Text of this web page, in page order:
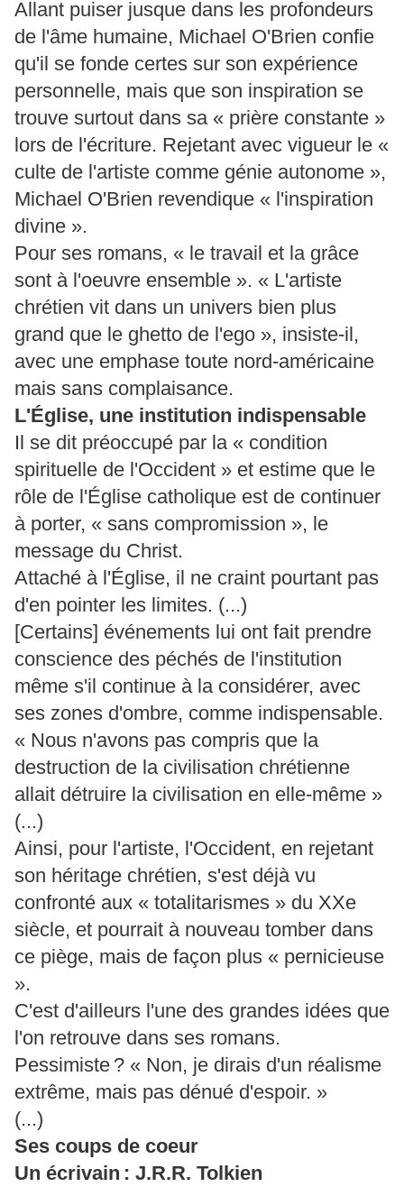
Allant puiser jusque dans les profondeurs
de l'âme humaine, Michael O'Brien confie
qu'il se fonde certes sur son expérience
personnelle, mais que son inspiration se
trouve surtout dans sa « prière constante »
lors de l'écriture. Rejetant avec vigueur le «
culte de l'artiste comme génie autonome »,
Michael O'Brien revendique « l'inspiration
divine ».
Pour ses romans, « le travail et la grâce
sont à l'oeuvre ensemble ». « L'artiste
chrétien vit dans un univers bien plus
grand que le ghetto de l'ego », insiste-il,
avec une emphase toute nord-américaine
mais sans complaisance.
L'Église, une institution indispensable
Il se dit préoccupé par la « condition
spirituelle de l'Occident » et estime que le
rôle de l'Église catholique est de continuer
à porter, « sans compromission », le
message du Christ.
Attaché à l'Église, il ne craint pourtant pas
d'en pointer les limites. (...)
[Certains] événements lui ont fait prendre
conscience des péchés de l'institution
même s'il continue à la considérer, avec
ses zones d'ombre, comme indispensable.
« Nous n'avons pas compris que la
destruction de la civilisation chrétienne
allait détruire la civilisation en elle-même »
(...)
Ainsi, pour l'artiste, l'Occident, en rejetant
son héritage chrétien, s'est déjà vu
confronté aux « totalitarismes » du XXe
siècle, et pourrait à nouveau tomber dans
ce piège, mais de façon plus « pernicieuse
».
C'est d'ailleurs l'une des grandes idées que
l'on retrouve dans ses romans.
Pessimiste ? « Non, je dirais d'un réalisme
extrême, mais pas dénué d'espoir. »
(...)
Ses coups de coeur
Un écrivain : J.R.R. Tolkien